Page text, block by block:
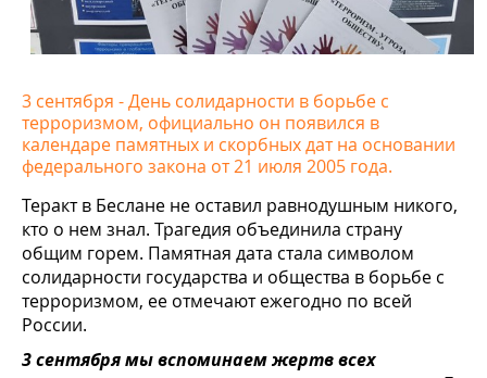
3 сентября - День солидарности в борьбе с
терроризмом, официально он появился в
календаре памятных и скорбных дат на основании
федерального закона от 21 июля 2005 года.
Теракт в Беслане не оставил равнодушным никого,
кто о нем знал. Трагедия объединила страну
общим горем. Памятная дата стала символом
солидарности государства и общества в борьбе с
терроризмом, ее отмечают ежегодно по всей
России.
3 сентября мы вспоминаем жертв всех